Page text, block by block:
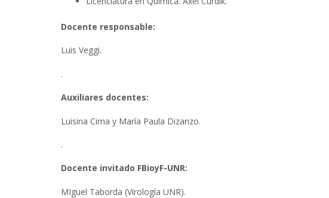
Docente responsable:
Luis Veggi.
.
Auxiliares docentes:
Luisina Cima y María Paula Dizanzo.
.
Docente invitado FBioyF-UNR:
MIguel Taborda (Virología UNR).